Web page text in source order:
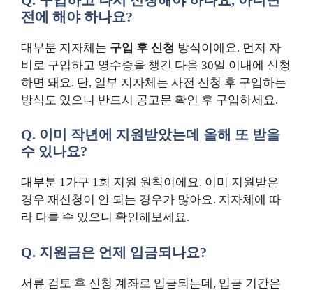
전에 해야 하나요?
대부분 지자체는 구입 후 신청 방식이에요. 먼저 자
비로 구입하고 영수증을 챙긴 다음 30일 이내에 신청
하면 돼요. 단, 일부 지자체는 사전 신청 후 구입하는
방식도 있으니 반드시 공고문 확인 후 구입하세요.
Q. 이미 작년에 지원받았는데 올해 또 받을
수 있나요?
대부분 1가구 1회 지원 원칙이에요. 이미 지원받은
경우 재신청이 안 되는 경우가 많아요. 지자체에 따
라 다를 수 있으니 확인해보세요.
Q. 지원금은 언제 입금되나요?
서류 검토 후 신청 계좌로 입금되는데, 입금 기간은